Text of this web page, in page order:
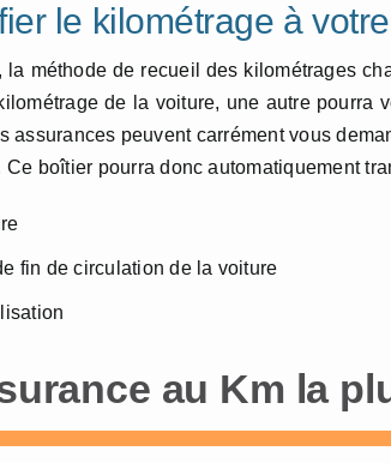
le kilométrage à
la méthode de recueil des kilométrages
de la voiture, une autre pourra
assurances peuvent carrément vous
boîtier pourra donc automatiquement
fin de circulation de la voiture
au Km la